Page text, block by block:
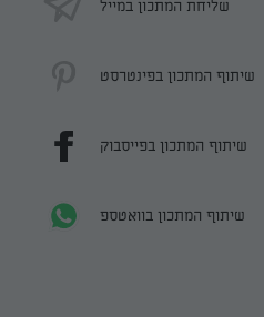
שליחת המתכון במייל
שיתוף המתכון בפינטרסט
שיתוף המתכון בפייסבוק
שיתוף המתכון בוואטספ